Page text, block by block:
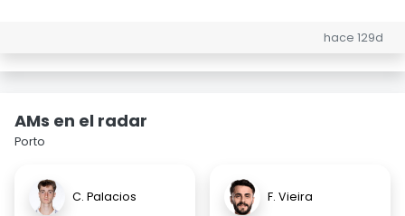
hace 129d
AMs en el radar
Porto
C. Palacios F. Vieira